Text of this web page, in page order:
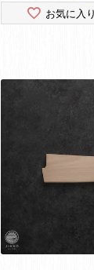
お気に入